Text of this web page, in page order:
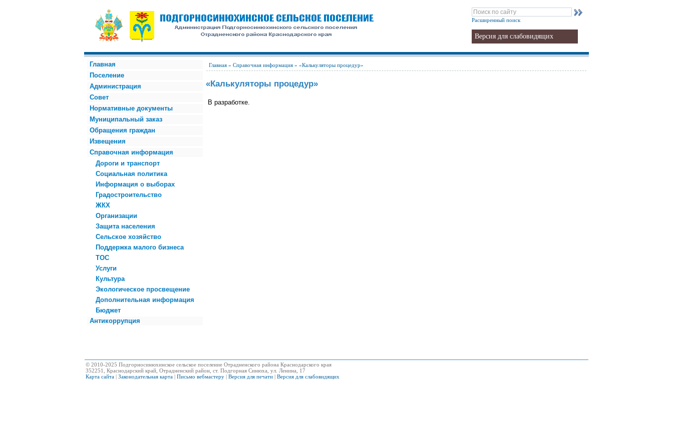
Расширенный поиск
Версия для слабовидящих
Главная
Поселение
Администрация
Совет
Нормативные документы
Муниципальный заказ
Обращения граждан
Извещения
Справочная информация
Дороги и транспорт
Социальная политика
Информация о выборах
Градостроительство
ЖКХ
Организации
Защита населения
Сельское хозяйство
Поддержка малого бизнеса
ТОС
Услуги
Культура
Экологическое просвещение
Дополнительная информация
Бюджет
Антикоррупция
Главная » Справочная информация » «Калькуляторы процедур»
«Калькуляторы процедур»
В разработке.
© 2010-2025 Подгорносинюхинское сельское поселение Отрадненского района Краснодарского края
352251, Краснодарский край, Отрадненский район, ст. Подгорная Синюха, ул. Ленина, 17
Карта сайта | Законодательная карта | Письмо вебмастеру | Версия для печати | Версия для слабовидящих